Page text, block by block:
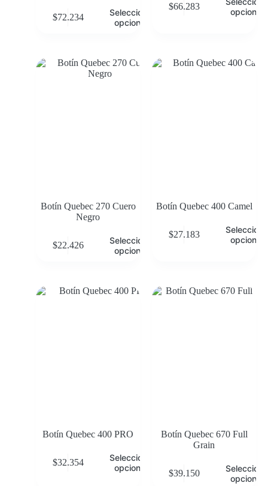
$72.234
Seleccionar
opciones
$66.283
opciones
Botín Quebec 270 Cuero
Negro
$22.426
Seleccionar
opciones
Botín Quebec 400 Camel
$27.183
opciones
Botín Quebec 400 PRO
$32.354
Seleccionar
opciones
Botín Quebec 670 Full
Grain
$39.150
opciones